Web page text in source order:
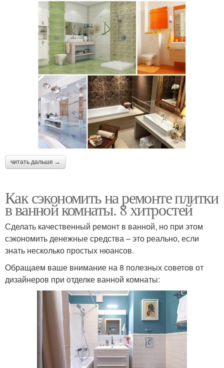
читать дальше →
Как сэкономить на ремонте плитки
в ванной комнаты. 8 хитростей
Сделать качественный ремонт в ванной, но при этом
сэкономить денежные средства – это реально, если
знать несколько простых нюансов.
Обращаем ваше внимание на 8 полезных советов от
дизайнеров при отделке ванной комнаты: